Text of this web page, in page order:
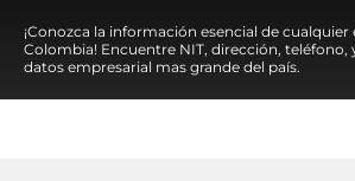
¡Conozca la información esencial de cualquier
Colombia! Encuentre NIT, dirección, teléfono,
datos empresarial mas grande del país.